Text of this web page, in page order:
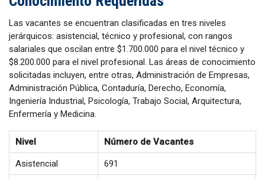
Las vacantes se encuentran clasificadas en tres niveles
jerárquicos: asistencial, técnico y profesional, con rangos
salariales que oscilan entre $1.700.000 para el nivel técnico y
$8.200.000 para el nivel profesional. Las áreas de conocimiento
solicitadas incluyen, entre otras, Administración de Empresas,
Administración Pública, Contaduría, Derecho, Economía,
Ingeniería Industrial, Psicología, Trabajo Social, Arquitectura,
Enfermería y Medicina.
Nivel Número de Vacantes
Asistencial 691